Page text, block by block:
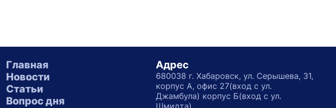
Главная
Новости
Статьи
Вопрос дня
Адрес
680038 г. Хабаровск, ул. Серышева, 31,
корпус А, офис 27(вход с ул.
Джамбула) корпус Б(вход с ул.
Шмидта)